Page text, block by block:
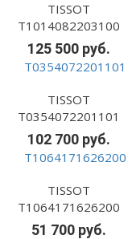
TISSOT
T1014082203100
125 500 руб.
TISSOT
T0354072201101
102 700 руб.
TISSOT
T1064171626200
51 700 руб.